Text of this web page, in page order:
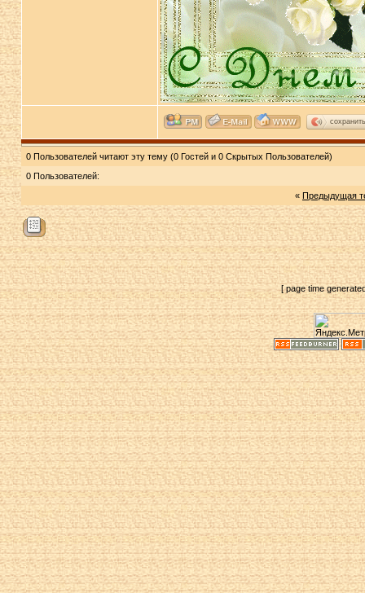
сохранить
0 Пользователей читают эту тему (0 Гостей и 0 Скрытых Пользователей)
0 Пользователей:
« Предыдущая
[ page time